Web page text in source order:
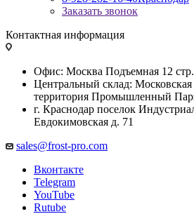
Заказать звонок
Контактная информация
Офис: Москва Подъемная 12
Центральный склад: Московская
территория Промышленный
г. Краснодар поселок
Евдокимовская д. 71
sales@frost-pro.com
Вконтакте
Telegram
YouTube
Rutube